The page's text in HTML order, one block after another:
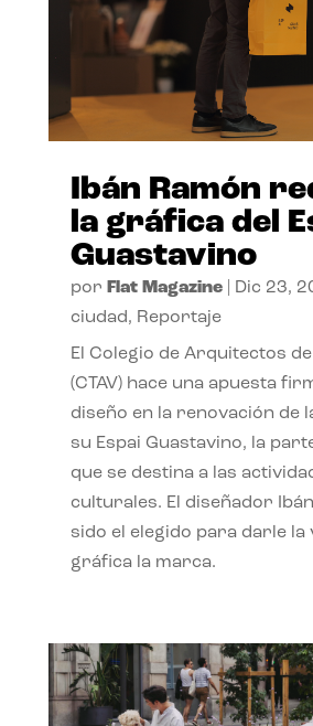
Ibán Ramón
la gráfica del
Guastavino
por Flat Magazine| Dic 23,
ciudad, Reportaje
El Colegio de Arquitectos
(CTAV) hace una apuesta
diseño en la renovación de
su Espai Guastavino, la
que se destina a las
culturales. El diseñador
sido el elegido para darle la
gráfica la marca.